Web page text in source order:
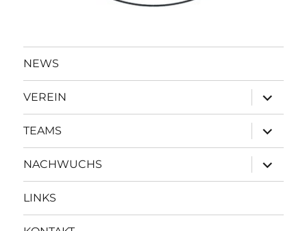
NEWS
VEREIN
öffnen
TEAMS
öffnen
NACHWUCHS
öffnen
LINKS